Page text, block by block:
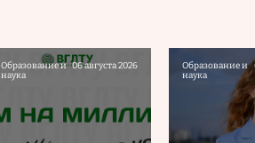
Образование и
наука
06 августа 2026
Образование и
наука